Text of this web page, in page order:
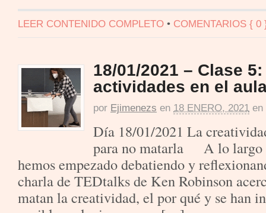
LEER CONTENIDO COMPLETO • COMENTARIOS { 0
18/01/2021 – Clase
actividades en el
por Ejimenezs en 18 ENERO, 2021 en
Día 18/01/2021 La
para no matarla A lo largo
hemos empezado debatiendo y
charla de TEDtalks de Ken Robinson
matan la creatividad, el por qué y se han